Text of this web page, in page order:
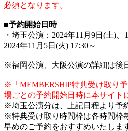
必須となります。
■予約開始日時
・埼玉公演：2024年11月9日(土)、
2024年11月5日(火) 17:30～
※福岡公演、大阪公演の詳細は後
※「MEMBERSHIP特典受け取り
場ごとの予約開始日時に本サイト
※埼玉公演分は、上記日程より予
※特典受け取り時間枠は各時間枠
早めのご予約をおすすめいたしま